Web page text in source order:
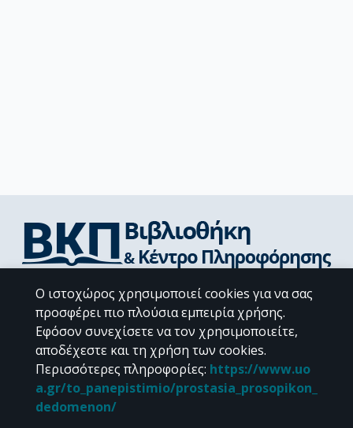
Διεύθυνση Βιβλιοθήκης & Κέντρου Πληροφόρησης
Βιβλιοθήκες Σχολών του ΕΚΠΑ
Υπολογιστικό Κέντρο Βιβλιοθηκών
Επικοινωνία / Helpdesk
Ο ιστοχώρος χρησιμοποιεί cookies για να σας
προσφέρει πιο πλούσια εμπειρία χρήσης.
Εφόσον συνεχίσετε να τον χρησιμοποιείτε,
αποδέχεστε και τη χρήση των cookies.
Περισσότερες πληροφορίες: https://www.uo
a.gr/to_panepistimio/prostasia_prosopikon_
dedomenon/